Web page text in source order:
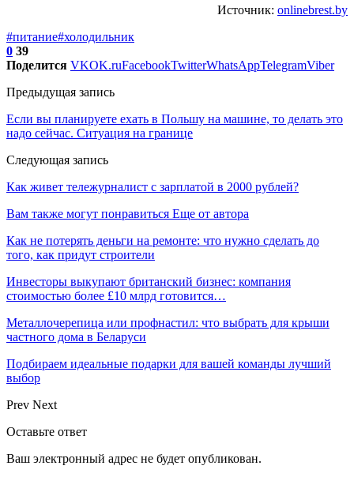
Источник: onlinebrest.by
#питание#холодильник
0 39
Поделится VKOK.ruFacebookTwitterWhatsAppTelegramViber
Предыдущая запись
Если вы планируете ехать в Польшу на машине, то делать это
надо сейчас. Ситуация на границе
Следующая запись
Как живет тележурналист с зарплатой в 2000 рублей?
Вам также могут понравиться Еще от автора
Как не потерять деньги на ремонте: что нужно сделать до
того, как придут строители
Инвесторы выкупают британский бизнес: компания
стоимостью более £10 млрд готовится…
Металлочерепица или профнастил: что выбрать для крыши
частного дома в Беларуси
Подбираем идеальные подарки для вашей команды лучший
выбор
Prev Next
Оставьте ответ
Ваш электронный адрес не будет опубликован.